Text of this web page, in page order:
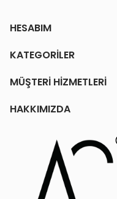
HESABIM
KATEGORİLER
MÜŞTERİ HİZMETLERİ
HAKKIMIZDA